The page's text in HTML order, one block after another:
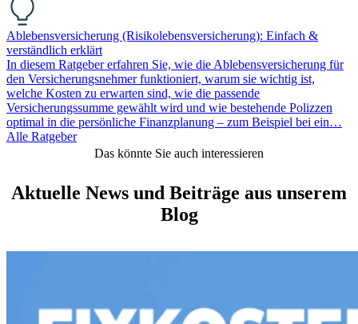
Ablebensversicherung (Risikolebensversicherung): Einfach &
verständlich erklärt
In diesem Ratgeber erfahren Sie, wie die Ablebensversicherung für
den Versicherungsnehmer funktioniert, warum sie wichtig ist,
welche Kosten zu erwarten sind, wie die passende
Versicherungssumme gewählt wird und wie bestehende Polizzen
optimal in die persönliche Finanzplanung – zum Beispiel bei ein…
Alle Ratgeber
Das könnte Sie auch interessieren
Aktuelle News und Beiträge aus unserem
Blog